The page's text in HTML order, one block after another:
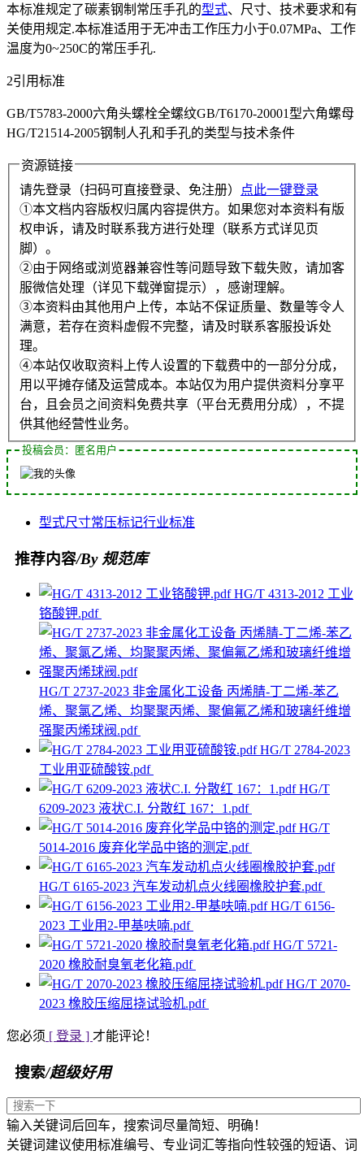
本标准规定了碳素钢制常压手孔的型式、尺寸、技术要求和有
关使用规定.本标准适用于无冲击工作压力小于0.07MPa、工作
温度为0~250C的常压手孔.
2引用标准
GB/T5783-2000六角头螺栓全螺纹GB/T6170-20001型六角螺母
HG/T21514-2005钢制人孔和手孔的类型与技术条件
资源链接
请先登录（扫码可直接登录、免注册）
点此一键登录
①本文档内容版权归属内容提供方。如果您对本资料有版
权申诉，请及时联系我方进行处理（联系方式详见页
脚）。
②由于网络或浏览器兼容性等问题导致下载失败，请加客
服微信处理（详见下载弹窗提示），感谢理解。
③本资料由其他用户上传，本站不保证质量、数量等令人
满意，若存在资料虚假不完整，请及时联系客服投诉处
理。
④本站仅收取资料上传人设置的下载费中的一部分分成，
用以平摊存储及运营成本。本站仅为用户提供资料分享平
台，且会员之间资料免费共享（平台无费用分成），不提
供其他经营性业务。
投稿会员：匿名用户
型式尺寸常压标记行业标准
推荐内容/By 规范库
HG/T 4313-2012 工业
铬酸钾.pdf
HG/T 2737-2023 非金属化工设备 丙烯腈-丁二烯-苯乙
烯、聚氯乙烯、均聚聚丙烯、聚偏氟乙烯和玻璃纤维增
强聚丙烯球阀.pdf
HG/T 2784-2023
工业用亚硫酸铵.pdf
HG/T
6209-2023 液状C.I. 分散红 167：1.pdf
HG/T
5014-2016 废弃化学品中铬的测定.pdf
HG/T 6165-2023 汽车发动机点火线圈橡胶护套.pdf
HG/T 6156-
2023 工业用2-甲基呋喃.pdf
HG/T 5721-
2020 橡胶耐臭氧老化箱.pdf
HG/T 2070-
2023 橡胶压缩屈挠试验机.pdf
您必须 [ 登录 ] 才能评论！
搜索/超级好用
输入关键词后回车，搜索词尽量简短、明确！
关键词建议使用标准编号、专业词汇等指向性较强的短语、词